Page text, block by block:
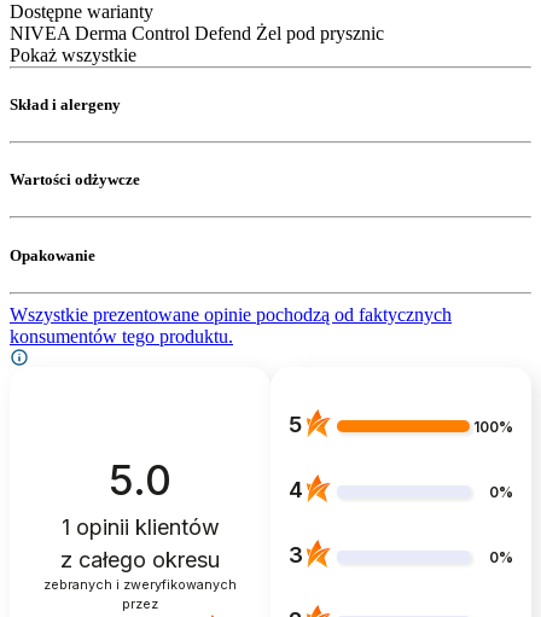
Dostępne warianty
NIVEA Derma Control Defend Żel pod prysznic
Pokaż wszystkie
Skład i alergeny
Wartości odżywcze
Opakowanie
Wszystkie prezentowane opinie pochodzą od faktycznych
konsumentów tego produktu.
5.0
1 opinii klientów
z całego okresu
zebranych i zweryfikowanych
przez
5 100%
4 0%
3 0%